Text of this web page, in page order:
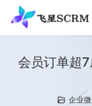
会员订单超
企业